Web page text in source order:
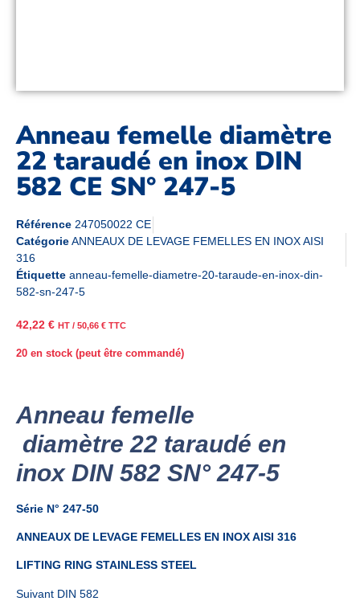
Anneau femelle diamètre
22 taraudé en inox DIN
582 CE SN° 247-5
Référence 247050022 CE
CatégorieANNEAUX DE LEVAGE FEMELLES EN INOX AISI
316
Étiquette anneau-femelle-diametre-20-taraude-en-inox-din-
582-sn-247-5
42,22 € HT / 50,66 € TTC
20 en stock (peut être commandé)
Anneau femelle
diamètre 22 taraudé en
inox DIN 582 SN° 247-5
Série N° 247-50
ANNEAUX DE LEVAGE FEMELLES EN INOX AISI 316
LIFTING RING STAINLESS STEEL
Suivant DIN 582